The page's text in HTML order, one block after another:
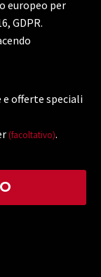
europeo per
GDPR.
offerte speciali
(facoltativo).